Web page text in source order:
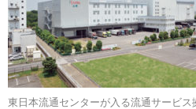
東日本流通センターが入る流通サービ